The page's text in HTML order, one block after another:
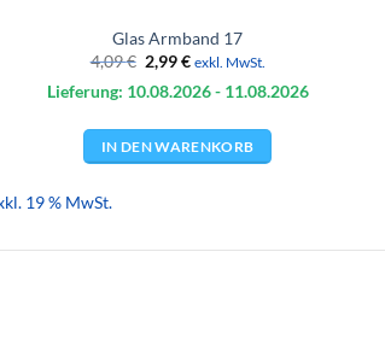
Glas Armband 17
4,09€ Ursprünglicher
Preis
war:
2,99€Aktueller
ist:
exkl. MwSt.
Lieferung: 10.08.2026- 11.08.2026
IN DEN WARENKORB
19 % MwSt.